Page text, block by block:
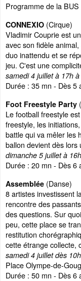
Programme de la
CONNEXIO (Cirque)
Vladimir Couprie est
avec son fidèle
duo inattendu et se
jeu. C'est une
samedi 4 juillet à 17h
Durée : 35 mn - Dès 5
Foot Freestyle Party
Le football freestyle
freestyle, les
battle qui va mêler les
ballon devient dès lors
dimanche 5 juillet à
Durée : 20 mn - Dès 6
Assemblée (Danse)
8 artistes investissent
rencontre des
des questions. Sur
peu, cette place se
restitution
cette étrange collecte,
samedi 4 juillet dès
Place Olympe-de-
Durée : 50 mn - Dès 6